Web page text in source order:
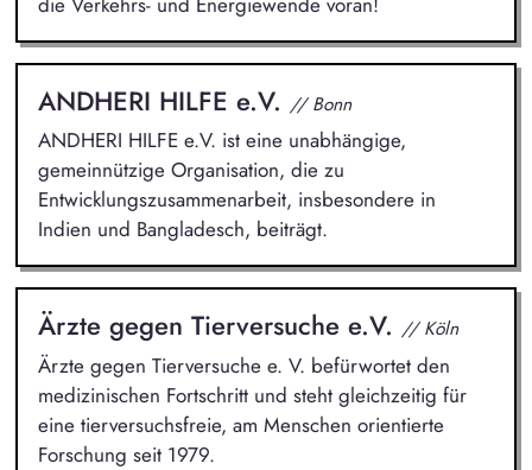
ANDHERI HILFE e.V. // Bonn
ANDHERI HILFE e.V. ist eine unabhängige,
gemeinnützige Organisation, die zu
Entwicklungszusammenarbeit, insbesondere in
Indien und Bangladesch, beiträgt.
Ärzte gegen Tierversuche e.V. // Köln
Ärzte gegen Tierversuche e. V. befürwortet den
medizinischen Fortschritt und steht gleichzeitig für
eine tierversuchsfreie, am Menschen orientierte
Forschung seit 1979.